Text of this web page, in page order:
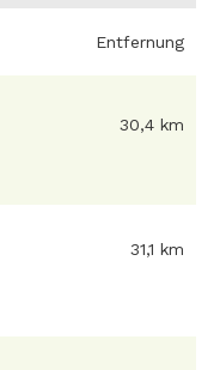
Entfernung
30,4 km
31,1 km